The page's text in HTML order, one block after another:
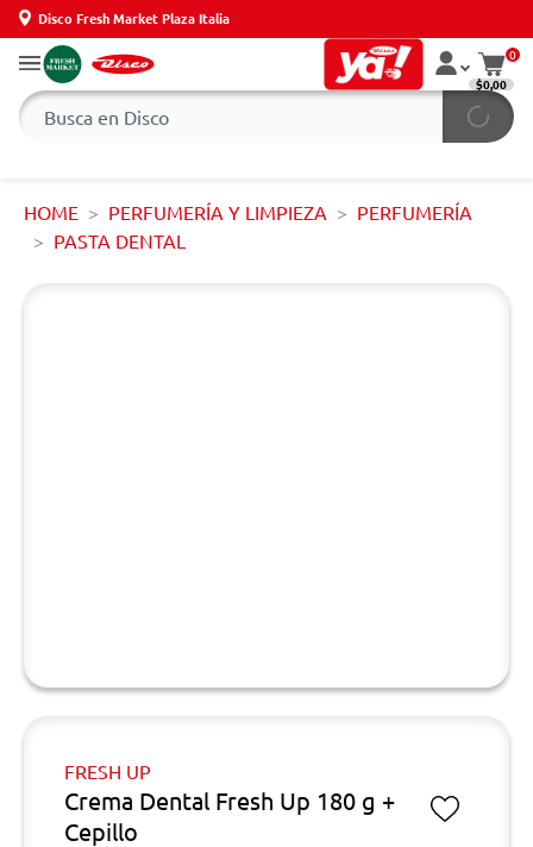
Disco Fresh Market Plaza Italia
0
$0,00
HOME PERFUMERÍA Y LIMPIEZA
PERFUMERÍA
PASTA DENTAL
FRESH UP
Crema Dental Fresh Up 180 g +
Cepillo